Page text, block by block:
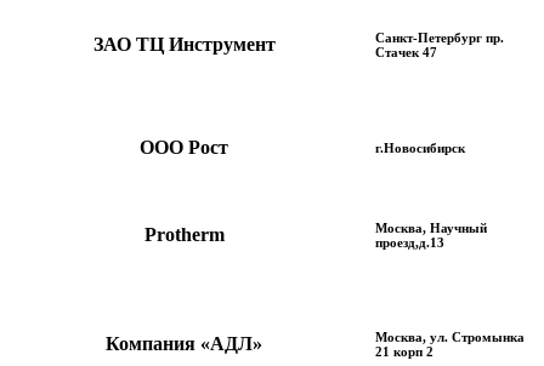
ЗАО ТЦ Инструмент
Санкт-Петербург пр.
Стачек 47
ООО Рост г.Новосибирск
Protherm
Москва, Научный
проезд,д.13
Компания «АДЛ»
Москва, ул. Стромынка
21 корп 2